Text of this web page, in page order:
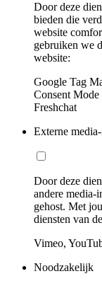
Door deze
bieden die
website
gebruiken we
website:
Google Tag
Consent
Freshchat
Externe
Door deze
andere media-
gehost. Met
diensten van
Vimeo,
Noodzakelijk